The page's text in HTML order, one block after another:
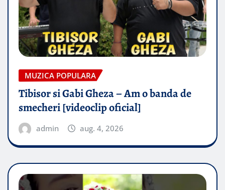
MUZICA POPULARA
Tibisor si Gabi Gheza – Am o banda de
smecheri [videoclip oficial]
admin aug. 4, 2026